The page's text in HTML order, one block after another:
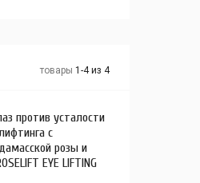
товары 1-4 из 4
против усталости
с
розы и
EYE LIFTING